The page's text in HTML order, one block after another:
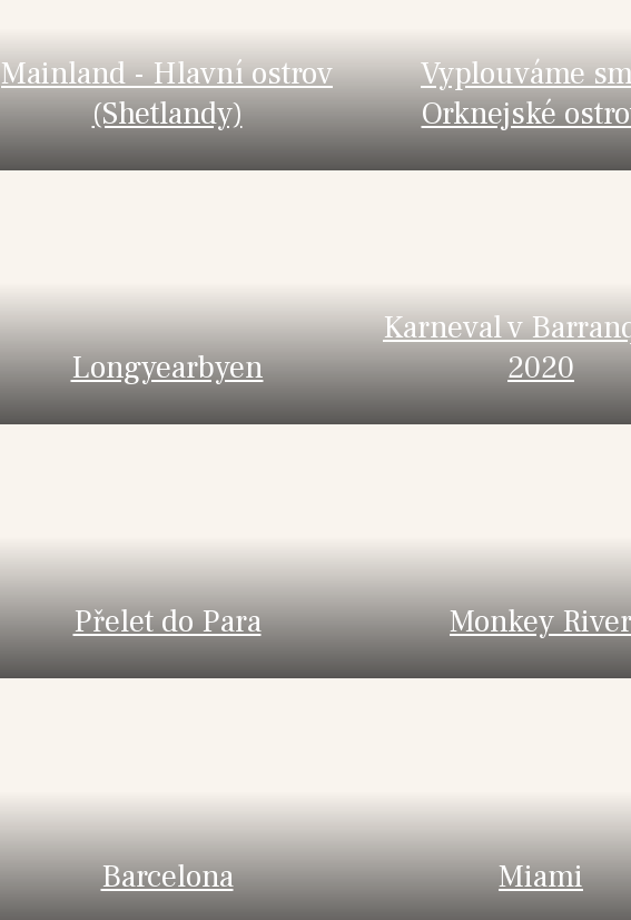
Mainland - Hlavní ostrov
(Shetlandy)
Vyplouváme
Orknejské
Longyearbyen
Karneval v
2020
Přelet do Para Monkey River
Barcelona Miami